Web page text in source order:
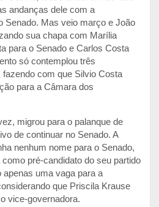
andanças dele com a
Senado. Mas veio março e João
sua chapa com Marília
para o Senado e Carlos Costa
só contemplou três
com que Silvio Costa
para a Câmara dos
migrou para o palanque de
de continuar no Senado. A
nenhum nome para o Senado,
pré-candidato do seu partido
apenas uma vaga para a
que Priscila Krause
vice-governadora.